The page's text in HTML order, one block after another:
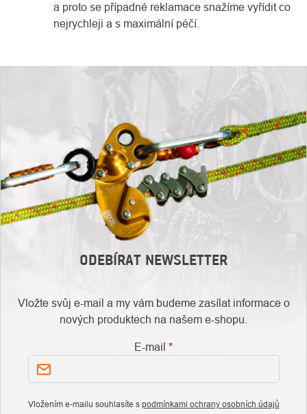
a proto se případné reklamace snažíme vyřídit co
nejrychleji a s maximální péčí.
ODEBÍRAT NEWSLETTER
Vložte svůj e-mail a my vám budeme zasílat informace o
nových produktech na našem e-shopu.
E-mail
Vložením e-mailu souhlasíte s podmínkami ochrany osobních údajů